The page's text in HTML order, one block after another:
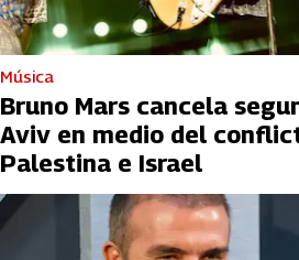
Música
Bruno Mars cancela
Aviv en medio del
Palestina e Israel